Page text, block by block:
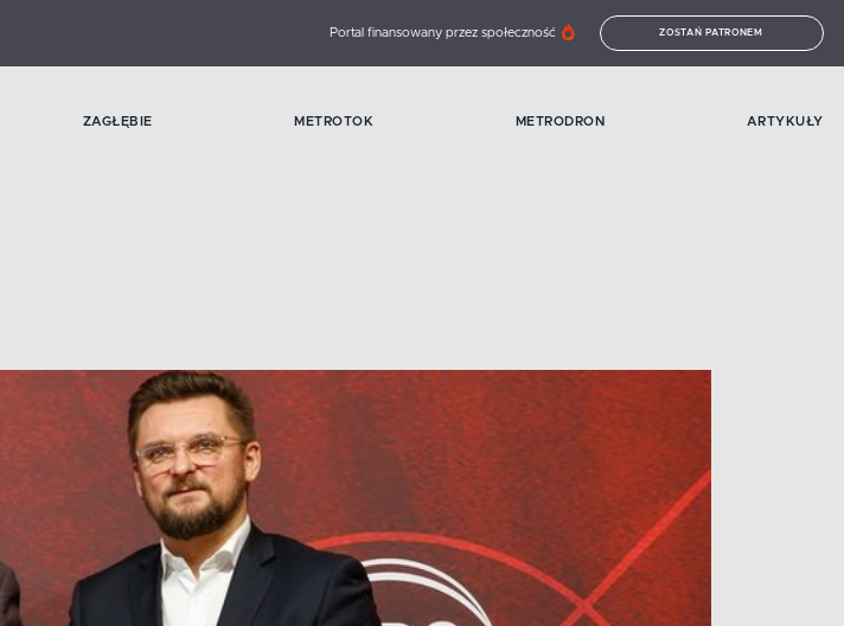
Portal finansowany przez społeczność ZOSTAŃ PATRONEM
ZAGŁĘBIE METROTOK METRODRON ARTYKUŁY